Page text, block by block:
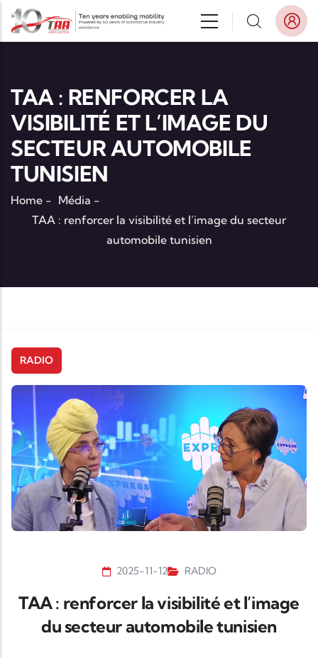
Aller au contenu principal
TAA : RENFORCER LA
VISIBILITÉ ET L’IMAGE DU
SECTEUR AUTOMOBILE
TUNISIEN
Home - Média -
TAA : renforcer la visibilité et l’image du secteur
automobile tunisien
RADIO
2025-11-12 RADIO
TAA : renforcer la visibilité et l’image
du secteur automobile tunisien